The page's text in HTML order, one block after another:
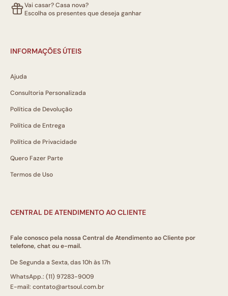
Vai casar? Casa nova?
Escolha os presentes que deseja ganhar
INFORMAÇÕES ÚTEIS
Ajuda
Consultoria Personalizada
Política de Devolução
Política de Entrega
Política de Privacidade
Quero Fazer Parte
Termos de Uso
CENTRAL DE ATENDIMENTO AO CLIENTE
Fale conosco pela nossa Central de Atendimento ao Cliente por
telefone, chat ou e-mail.
De Segunda a Sexta, das 10h às 17h
WhatsApp.: (11) 97283-9009
E-mail: contato@artsoul.com.br